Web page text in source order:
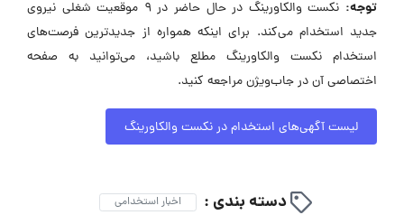
توجه:
نکست والکاورینگ در حال حاضر در ۹ موقعیت شغلی نیروی
جدید استخدام می‌کند. برای اینکه همواره از جدیدترین فرصت‌های
استخدام نکست والکاورینگ مطلع باشید، می‌توانید به صفحه
اختصاصی آن در جاب‌ویژن مراجعه کنید.
لیست آگهی‌های استخدام در نکست والکاورینگ
دسته بندی : اخبار استخدامی